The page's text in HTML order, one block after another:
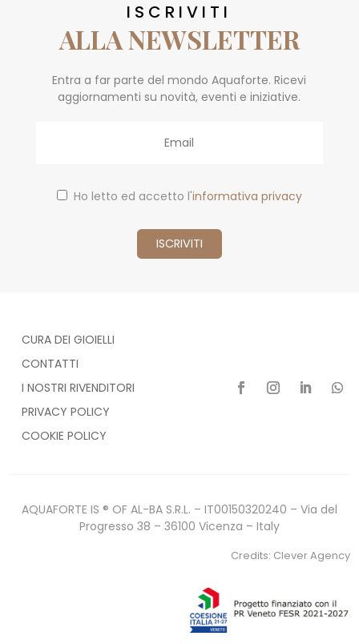
ISCRIVITI
ALLA NEWSLETTER
Entra a far parte del mondo Aquaforte. Ricevi
aggiornamenti su novità, eventi e iniziative.
Ho letto ed accetto l'informativa privacy
CURA DEI GIOIELLI
CONTATTI
I NOSTRI RIVENDITORI
PRIVACY POLICY
COOKIE POLICY
AQUAFORTE IS ® OF AL-BA S.R.L. – IT00150320240 – Via del
Progresso 38 – 36100 Vicenza – Italy
Credits: Clever Agency